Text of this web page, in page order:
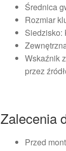
Średnica
Rozmiar
Siedzisko:
Wskaźnik
przez
Zalecenia
Przed